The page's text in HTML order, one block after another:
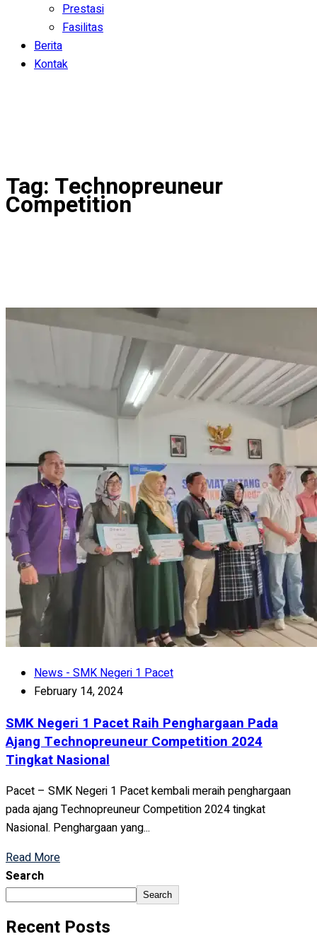
Prestasi
Fasilitas
Berita
Kontak
Tag: Technopreuneur
Competition
News - SMK Negeri 1 Pacet
February 14, 2024
SMK Negeri 1 Pacet Raih Penghargaan Pada
Ajang Technopreuneur Competition 2024
Tingkat Nasional
Pacet – SMK Negeri 1 Pacet kembali meraih penghargaan
pada ajang Technopreuneur Competition 2024 tingkat
Nasional. Penghargaan yang...
Read More
Search
Search
Recent Posts